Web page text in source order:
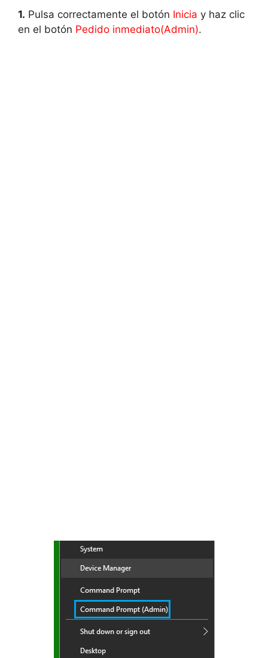
1. Pulsa correctamente el botón Inicia y haz clic
en el botón Pedido inmediato(Admin).